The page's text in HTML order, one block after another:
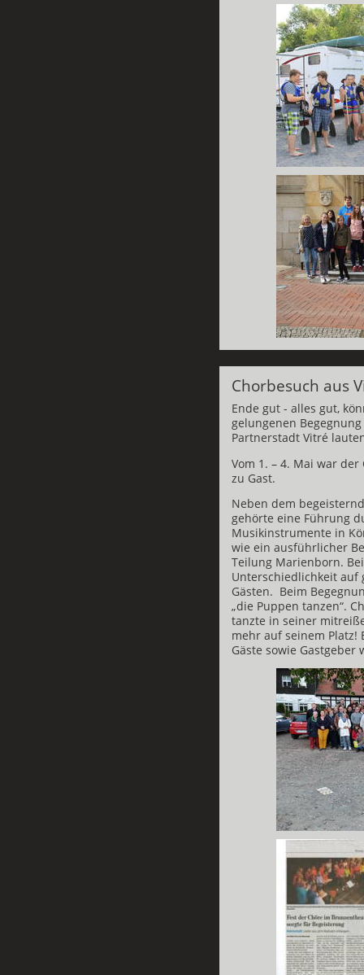
Chorbesuch aus
Ende gut - alles gut,
gelungenen
Partnerstadt Vitré
Vom 1. – 4. Mai war
zu Gast.
Neben dem
gehörte eine Führung
Musikinstrumente in
wie ein ausführlicher
Teilung Marienborn.
Unterschiedlichkeit auf
Gästen. Beim
„die Puppen tanzen“.
tanzte in seiner
mehr auf seinem
Gäste sowie